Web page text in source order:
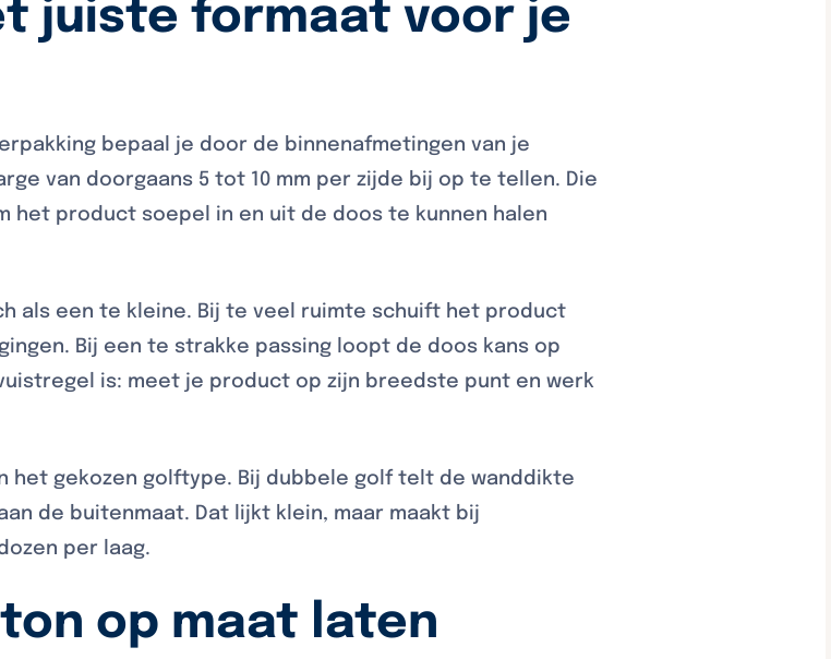
juiste formaat voor je
bepaal je door de binnenafmetingen van je
van doorgaans 5 tot 10 mm per zijde bij op te tellen. Die
het product soepel in en uit de doos te kunnen halen
als een te kleine. Bij te veel ruimte schuift het product
Bij een te strakke passing loopt de doos kans op
is: meet je product op zijn breedste punt en werk
het gekozen golftype. Bij dubbele golf telt de wanddikte
de buitenmaat. Dat lijkt klein, maar maakt bij
per laag.
op maat laten